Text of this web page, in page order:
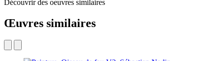
Découvrir des oeuvres similaires
Œuvres similaires